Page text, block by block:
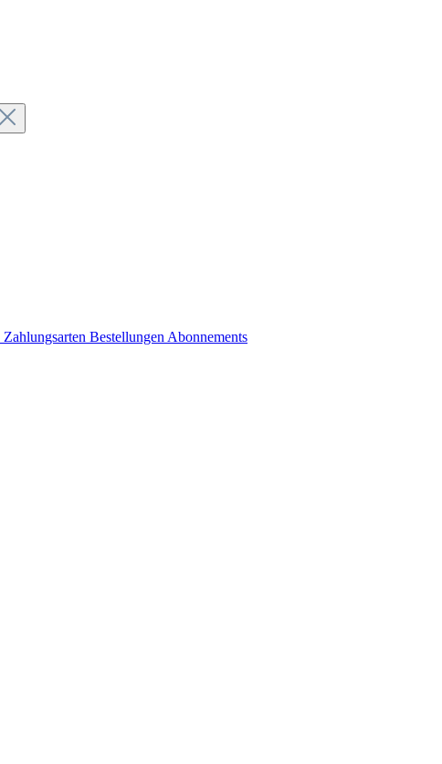
Zahlungsarten Bestellungen Abonnements